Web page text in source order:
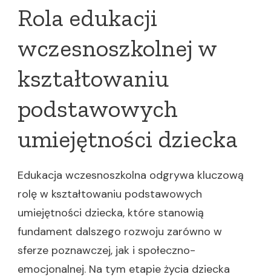
Rola edukacji
wczesnoszkolnej w
kształtowaniu
podstawowych
umiejętności dziecka
Edukacja wczesnoszkolna odgrywa kluczową
rolę w kształtowaniu podstawowych
umiejętności dziecka, które stanowią
fundament dalszego rozwoju zarówno w
sferze poznawczej, jak i społeczno-
emocjonalnej. Na tym etapie życia dziecka